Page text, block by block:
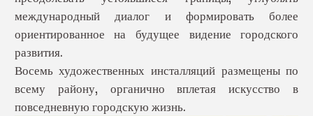
международный диалог и формировать более
ориентированное на будущее видение городского
развития.
Восемь художественных инсталляций размещены по
всему району, органично вплетая искусство в
повседневную городскую жизнь.